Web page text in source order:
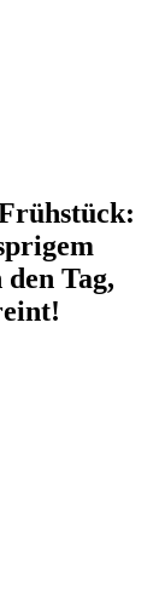
Tag,